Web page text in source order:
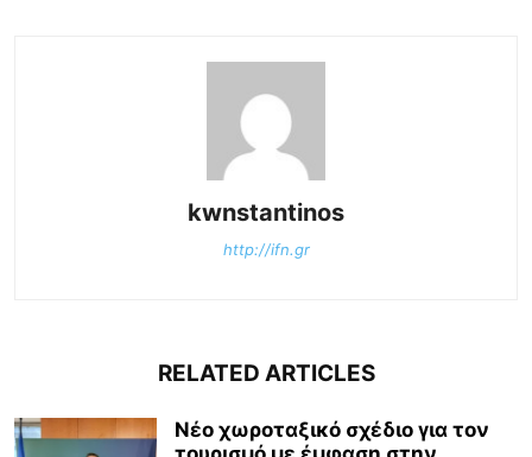
kwnstantinos
http://ifn.gr
RELATED ARTICLES
Νέο χωροταξικό σχέδιο για τον